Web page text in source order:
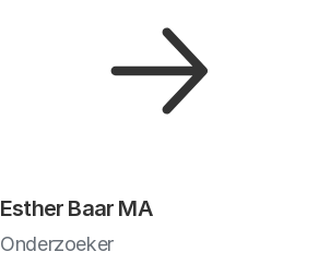
Esther Baar MA
Onderzoeker